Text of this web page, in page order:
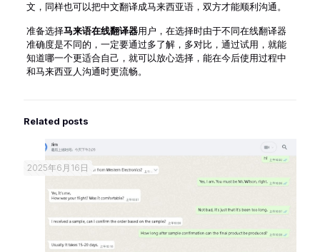
文，同样也可以把中文翻译成马来西亚语，双方才能顺利沟通。
准备选择马来语在线翻译器用户，在选择时由于不同在线翻译器
准确度是不同的，一定要通过多了解，多对比，通过试用，就能
知道哪一个更适合自己，就可以放心选择，能在今后使用过程中
和马来西亚人沟通时更流畅。
Related posts
2025年6月16日